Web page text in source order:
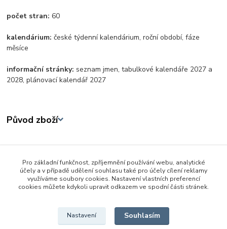
počet stran: 60
kalendárium: české týdenní kalendárium, roční období, fáze
měsíce
informační stránky: seznam jmen, tabulkové kalendáře 2027 a
2028, plánovací kalendář 2027
Původ zboží
Zboží zařazeno v kategoriích
Škola a kancelář
Kalendáře a diáře
Pro základní funkčnost, zpříjemnění používání webu, analytické
účely a v případě udělení souhlasu také pro účely cílení reklamy
využíváme soubory cookies. Nastavení vlastních preferencí
cookies můžete kdykoli upravit odkazem ve spodní části stránek.
Nastavení Souhlasím